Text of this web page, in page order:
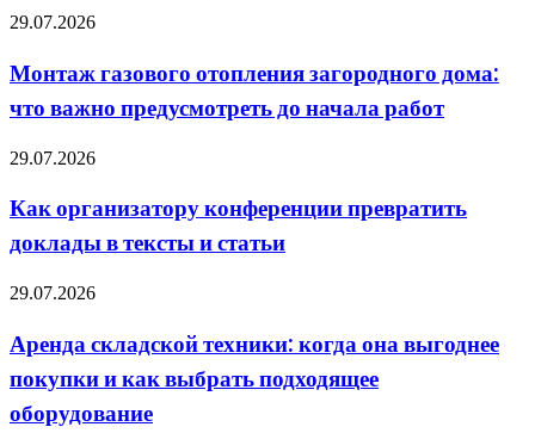
Монтаж
отопления
загородного
дома:
важно
предусмотреть
начала
работ
29.07.2026
Монтаж газового отопления загородного дома:
что важно предусмотреть до начала работ
Как
конференции
превратить
доклады
тексты
29.07.2026
Как организатору конференции превратить
доклады в тексты и статьи
Аренда
техники:
когда
она
покупки
29.07.2026
Аренда складской техники: когда она выгоднее
покупки и как выбрать подходящее
оборудование